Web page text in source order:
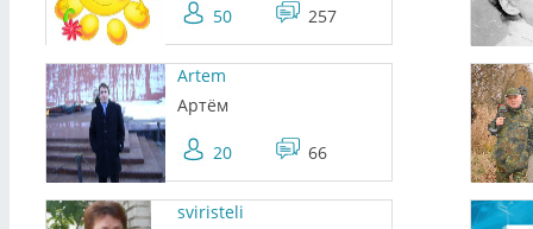
50 257
Artem
Артём
20 66
sviristeli